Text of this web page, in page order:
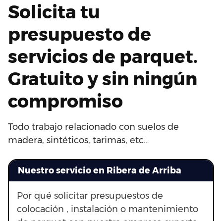
Solicita tu
presupuesto de
servicios de parquet.
Gratuito y sin ningún
compromiso
Todo trabajo relacionado con suelos de
madera, sintéticos, tarimas, etc…
Nuestro servicio en Ribera de Arriba
Por qué solicitar presupuestos de
colocación , instalación o mantenimiento